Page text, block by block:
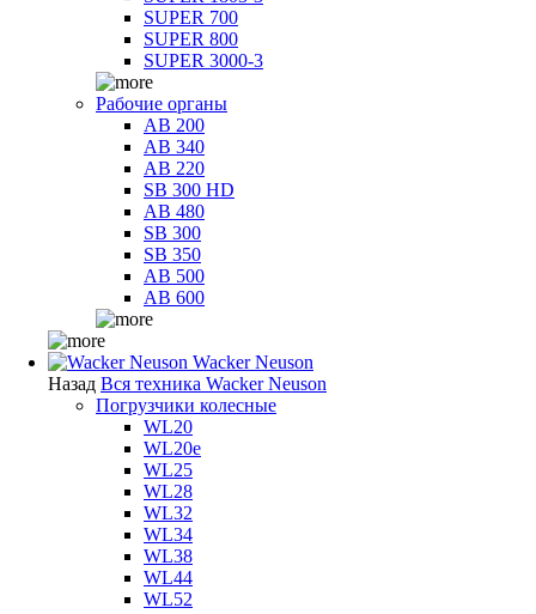
SUPER 700
SUPER 800
SUPER 3000-3
Рабочие органы
AB 200
AB 340
AB 220
SB 300 HD
AB 480
SB 300
SB 350
AB 500
AB 600
Wacker Neuson
Назад Вся техника Wacker Neuson
Погрузчики колесные
WL20
WL20e
WL25
WL28
WL32
WL34
WL38
WL44
WL52